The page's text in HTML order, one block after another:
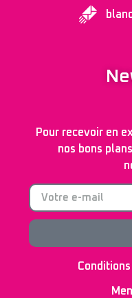
Pour recevoir en
nos bons